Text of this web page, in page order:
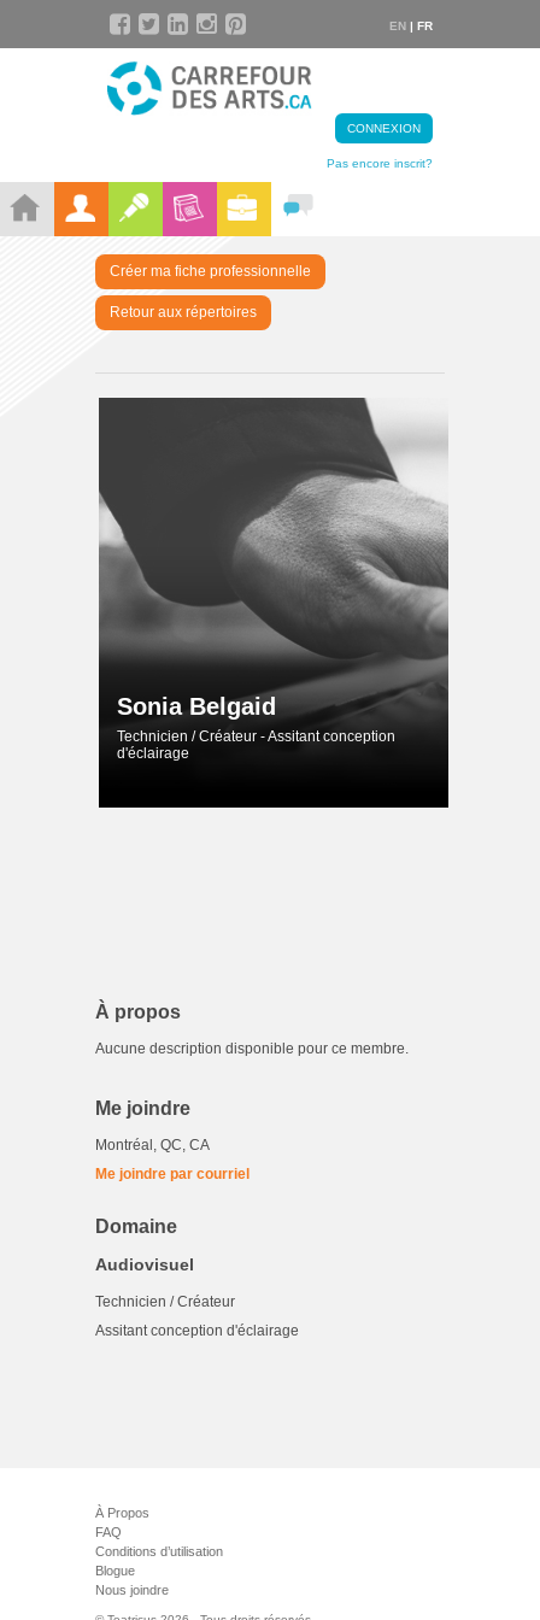
EN | FR
CONNEXION
Pas encore inscrit?
Créer ma fiche professionnelle
Retour aux répertoires
Sonia Belgaid
Technicien / Créateur - Assitant conception
d'éclairage
À propos
Aucune description disponible pour ce membre.
Me joindre
Montréal, QC, CA
Me joindre par courriel
Domaine
Audiovisuel
Technicien / Créateur
Assitant conception d'éclairage
À Propos
FAQ
Conditions d’utilisation
Blogue
Nous joindre